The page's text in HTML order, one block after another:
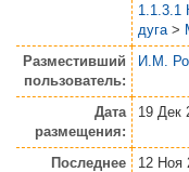
1.1.3.1
дуга >
Разместивший
пользователь:
И.М.
Дата
размещения:
19 Дек
Последнее
12 Ноя